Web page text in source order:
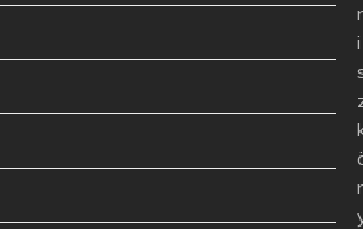
i